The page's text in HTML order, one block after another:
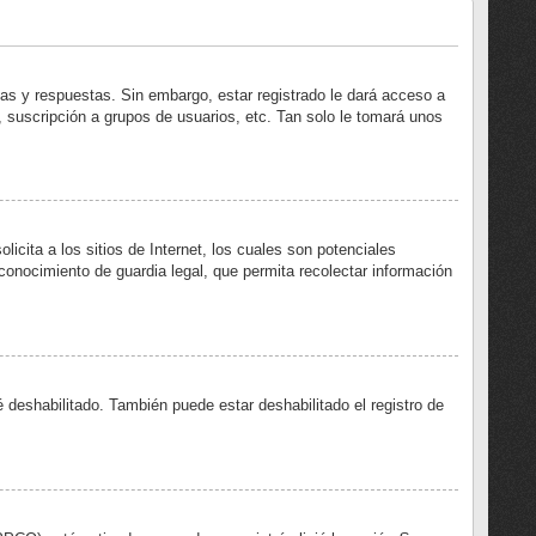
y respuestas. Sin embargo, estar registrado le dará acceso a
a grupos de usuarios, etc. Tan solo le tomará unos
a los sitios de Internet, los cuales son potenciales
de guardia legal, que permita recolectar información
También puede estar deshabilitado el registro de